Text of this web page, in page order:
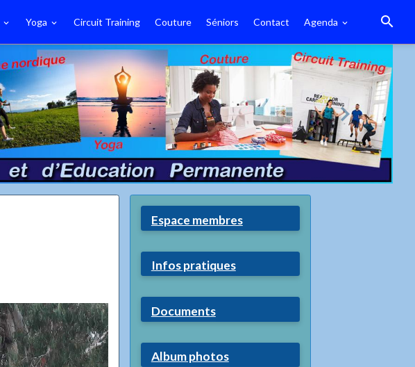
Yoga Circuit Training Couture Séniors Contact Agenda
Espace membres
Infos pratiques
Documents
Album photos